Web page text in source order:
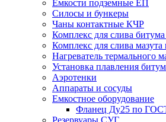
Емкости подземные ЕП
Силосы и бункеры
Чаны контактные КЧР
Комплекс для слива
Комплекс для слива
Нагреватель термального
Установка плавления
Аэротенки
Аппараты и сосуды
Емкостное оборудование
Фланец Ду25 по
Резервуары СУГ